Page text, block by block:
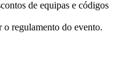
de equipas e códigos
o regulamento do evento.